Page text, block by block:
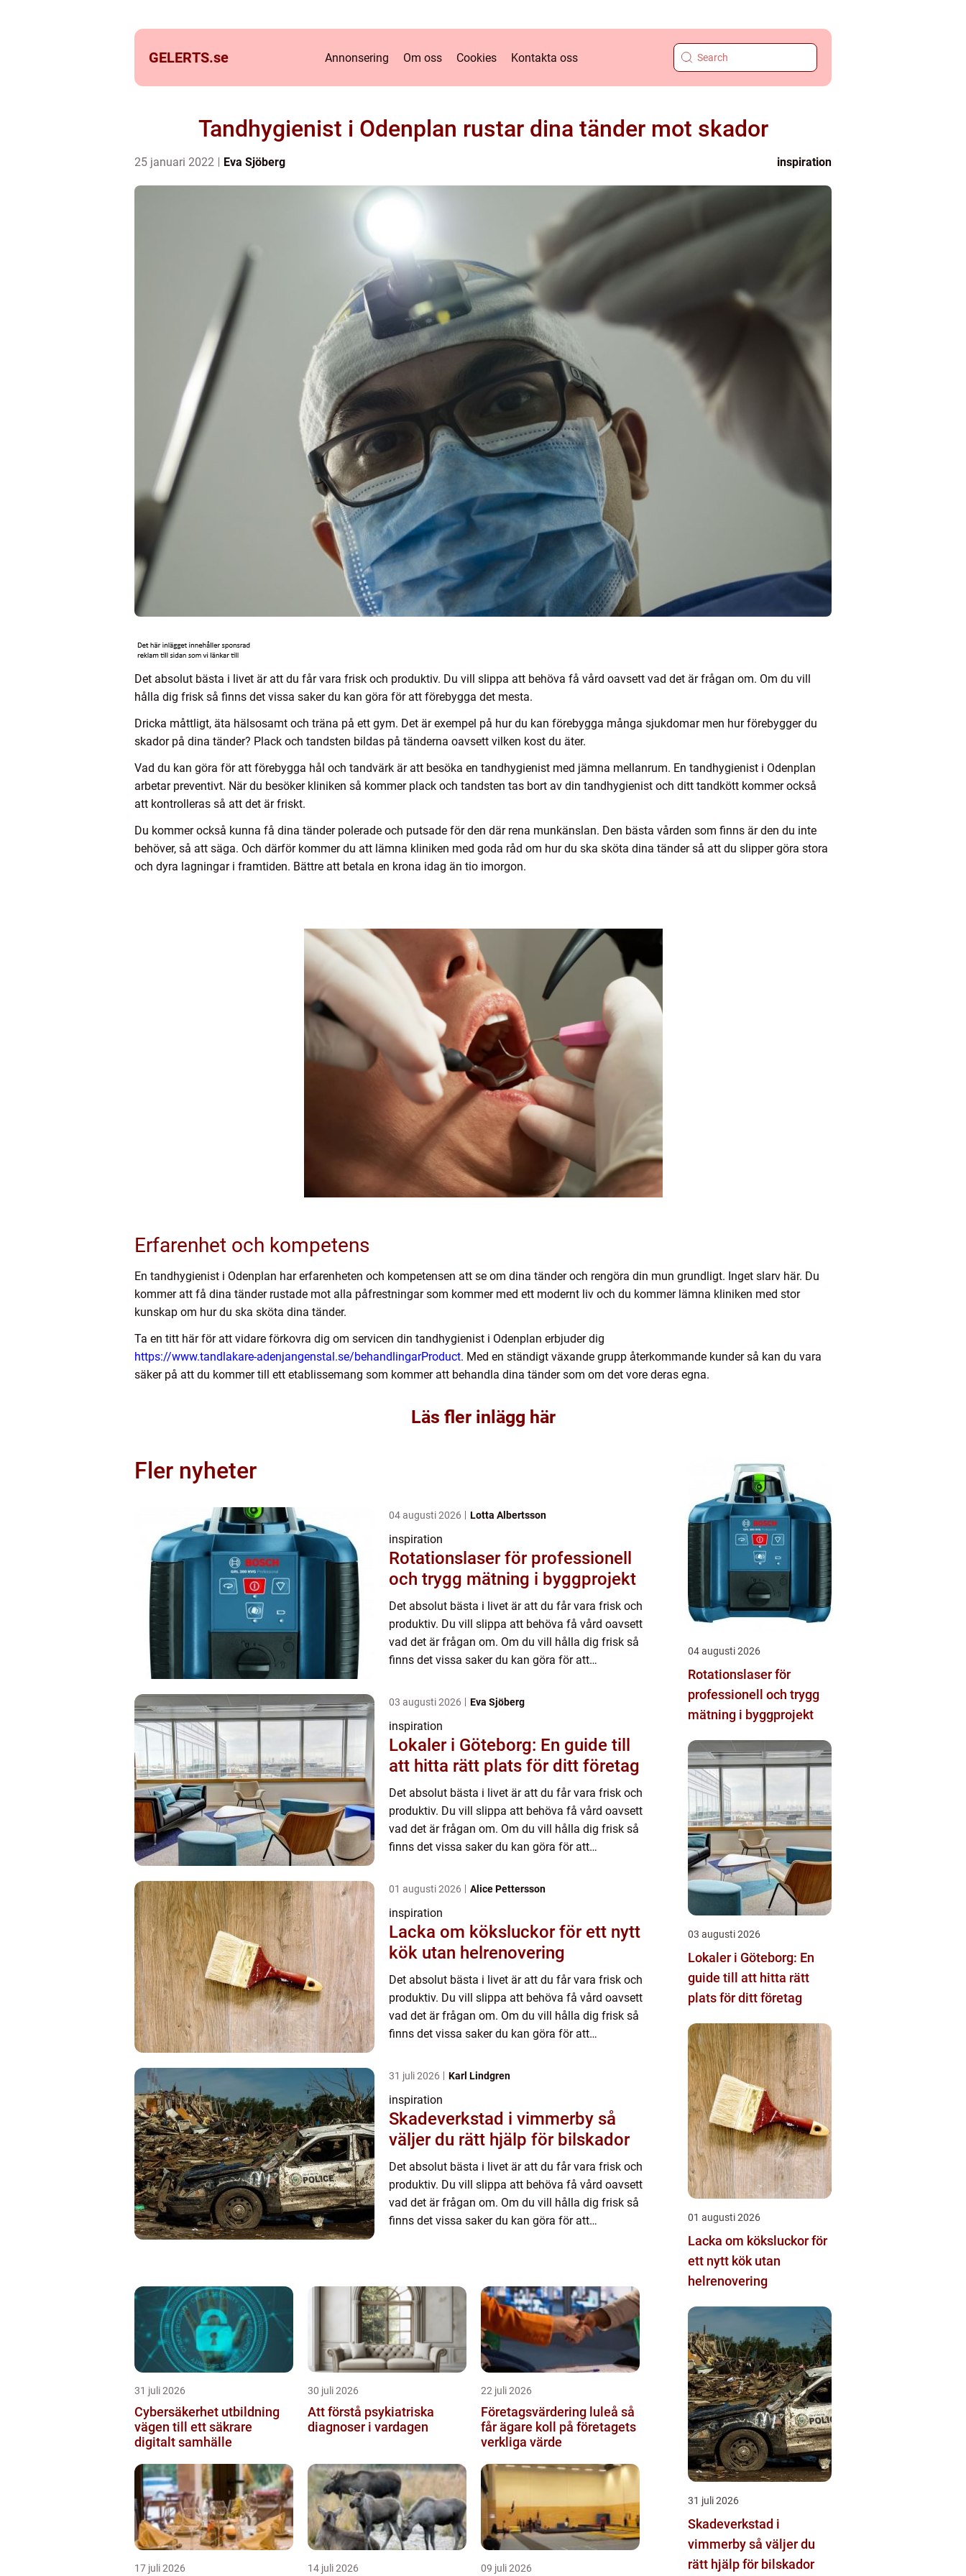
GELERTS.se Annonsering Om oss Cookies Kontakta oss
Tandhygienist i Odenplan rustar dina tänder mot skador
25 januari 2022 Eva Sjöberg inspiration
Det absolut bästa i livet är att du får vara frisk och produktiv. Du vill slippa att behöva få vård oavsett vad det är frågan om. Om du vill
hålla dig frisk så finns det vissa saker du kan göra för att förebygga det mesta.
Dricka måttligt, äta hälsosamt och träna på ett gym. Det är exempel på hur du kan förebygga många sjukdomar men hur förebygger du
skador på dina tänder? Plack och tandsten bildas på tänderna oavsett vilken kost du äter.
Vad du kan göra för att förebygga hål och tandvärk är att besöka en tandhygienist med jämna mellanrum. En tandhygienist i Odenplan
arbetar preventivt. När du besöker kliniken så kommer plack och tandsten tas bort av din tandhygienist och ditt tandkött kommer också
att kontrolleras så att det är friskt.
Du kommer också kunna få dina tänder polerade och putsade för den där rena munkänslan. Den bästa vården som finns är den du inte
behöver, så att säga. Och därför kommer du att lämna kliniken med goda råd om hur du ska sköta dina tänder så att du slipper göra stora
och dyra lagningar i framtiden. Bättre att betala en krona idag än tio imorgon.
Erfarenhet och kompetens
En tandhygienist i Odenplan har erfarenheten och kompetensen att se om dina tänder och rengöra din mun grundligt. Inget slarv här. Du
kommer att få dina tänder rustade mot alla påfrestningar som kommer med ett modernt liv och du kommer lämna kliniken med stor
kunskap om hur du ska sköta dina tänder.
Ta en titt här för att vidare förkovra dig om servicen din tandhygienist i Odenplan erbjuder dig
https://www.tandlakare-adenjangenstal.se/behandlingarProduct. Med en ständigt växande grupp återkommande kunder så kan du vara
säker på att du kommer till ett etablissemang som kommer att behandla dina tänder som om det vore deras egna.
Läs fler inlägg här
Fler nyheter
04 augusti 2026 Lotta Albertsson
inspiration
Rotationslaser för professionell
och trygg mätning i byggprojekt
Det absolut bästa i livet är att du får vara frisk och
produktiv. Du vill slippa att behöva få vård oavsett
vad det är frågan om. Om du vill hålla dig frisk så
finns det vissa saker du kan göra för att
03 augusti 2026 Eva Sjöberg
inspiration
Lokaler i Göteborg: En guide till
att hitta rätt plats för ditt företag
Det absolut bästa i livet är att du får vara frisk och
produktiv. Du vill slippa att behöva få vård oavsett
vad det är frågan om. Om du vill hålla dig frisk så
finns det vissa saker du kan göra för att
01 augusti 2026 Alice Pettersson
inspiration
Lacka om köksluckor för ett nytt
kök utan helrenovering
Det absolut bästa i livet är att du får vara frisk och
produktiv. Du vill slippa att behöva få vård oavsett
vad det är frågan om. Om du vill hålla dig frisk så
finns det vissa saker du kan göra för att
31 juli 2026 Karl Lindgren
inspiration
Skadeverkstad i vimmerby så
väljer du rätt hjälp för bilskador
Det absolut bästa i livet är att du får vara frisk och
produktiv. Du vill slippa att behöva få vård oavsett
vad det är frågan om. Om du vill hålla dig frisk så
finns det vissa saker du kan göra för att
31 juli 2026
Cybersäkerhet utbildning
vägen till ett säkrare
digitalt samhälle
30 juli 2026
Att förstå psykiatriska
diagnoser i vardagen
22 juli 2026
Företagsvärdering luleå så
får ägare koll på företagets
verkliga värde
17 juli 2026 14 juli 2026 09 juli 2026
04 augusti 2026
Rotationslaser för
professionell och trygg
mätning i byggprojekt
03 augusti 2026
Lokaler i Göteborg: En
guide till att hitta rätt
plats för ditt företag
01 augusti 2026
Lacka om köksluckor för
ett nytt kök utan
helrenovering
31 juli 2026
Skadeverkstad i
vimmerby så väljer du
rätt hjälp för bilskador